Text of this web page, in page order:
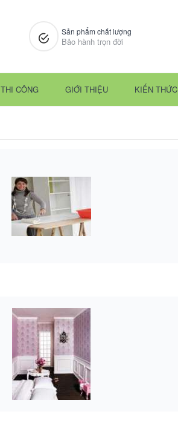
Sản phẩm chất lượng
Bảo hành trọn đời
THI CÔNG GIỚI THIỆU KIẾN THỨC